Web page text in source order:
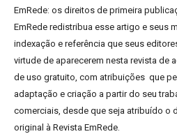
EmRede: os direitos de primeira
EmRede redistribua esse artigo e seus
indexação e referência que seus
virtude de aparecerem nesta revista de
de uso gratuito, com atribuições que
adaptação e criação a partir do seu
comerciais, desde que seja atribuído o
original à Revista EmRede.